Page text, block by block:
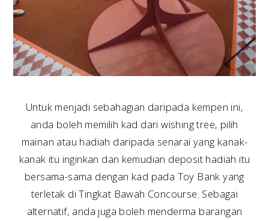
Untuk menjadi sebahagian daripada kempen ini,
anda boleh memilih kad dari wishing tree, pilih
mainan atau hadiah daripada senarai yang kanak-
kanak itu inginkan dan kemudian deposit hadiah itu
bersama-sama dengan kad pada Toy Bank yang
terletak di Tingkat Bawah Concourse. Sebagai
alternatif, anda juga boleh menderma barangan